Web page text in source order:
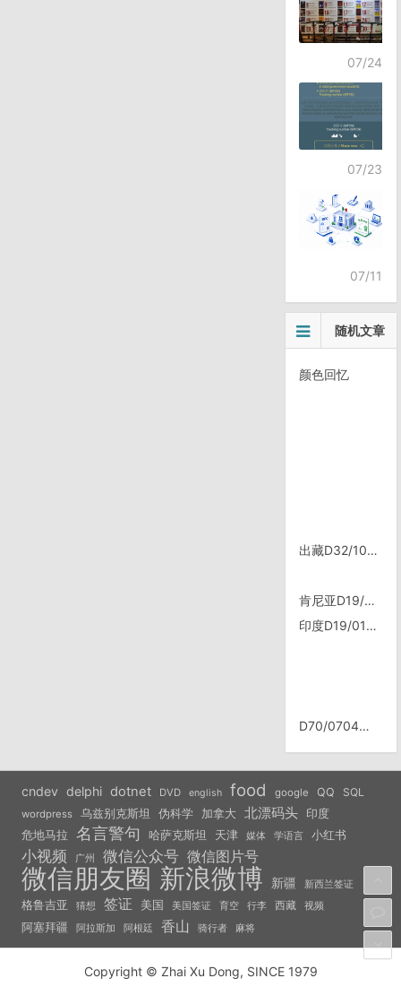
07/24
07/23
07/11
随机文章
颜色回忆
出藏D32/1025, 中甸停留
肯尼亚D19/0518，Suam口岸
印度D19/0131，mysore
D70/0704，马熊沟
cndev delphi dotnet DVD english food google QQ SQL
wordpress 乌兹别克斯坦 伪科学 加拿大 北漂码头 印度
危地马拉 名言警句 哈萨克斯坦 天津 媒体 学语言 小红书
小视频 广州 微信公众号 微信图片号
微信朋友圈 新浪微博 新疆 新西兰签证
格鲁吉亚 猜想 签证 美国 美国签证 育空 行李 西藏 视频
阿塞拜疆 阿拉斯加 阿根廷 香山 骑行者 麻将
Copyright © Zhai Xu Dong, SINCE 1979